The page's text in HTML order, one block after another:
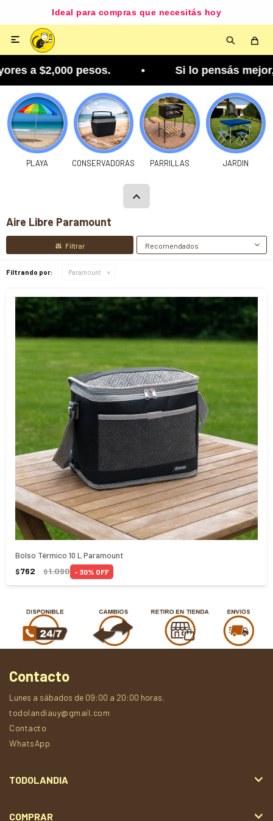
Ideal para compras que necesitás hoy

a $2,000 pesos. • Si lo pensás mejor, lo
PLAYA CONSERVADORAS PARRILLAS JARDIN
Aire Libre Paramount
Recomendados
Filtrando por: Paramount
Bolso Térmico 10 L Paramount
$762 $1.090 30
Contacto
Lunes a sábados de 09:00 a 20:00 horas.
todolandiauy@gmail.com
Contacto
WhatsApp
TODOLANDIA
COMPRAR